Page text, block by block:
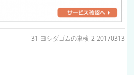
31-ヨシダゴムの車検-2-20170313